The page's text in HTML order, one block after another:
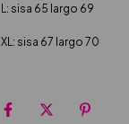
L: sisa 65 largo 69
XL: sisa 67 largo 70